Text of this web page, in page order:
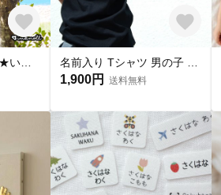
1,900円 送料無料